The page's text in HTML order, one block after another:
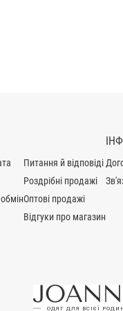
Питання й відповіді
Роздрібні продажі
Оптові продажі
Відгуки про магазин